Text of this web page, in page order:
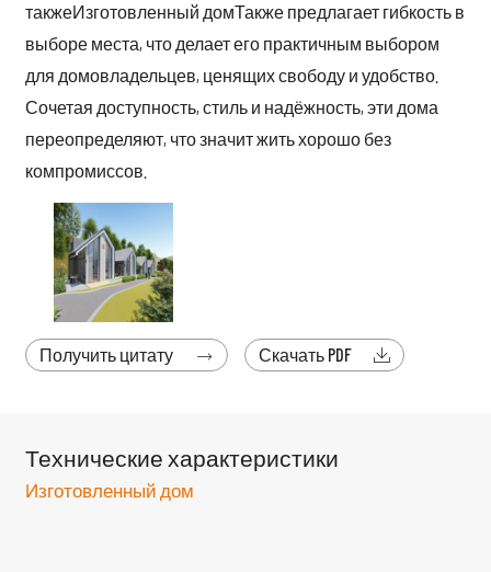
такжеИзготовленный домТакже предлагает гибкость в
выборе места, что делает его практичным выбором
для домовладельцев, ценящих свободу и удобство.
Сочетая доступность, стиль и надёжность, эти дома
переопределяют, что значит жить хорошо без
компромиссов.
Получить цитату  Скачать PDF 
Технические характеристики
Изготовленный дом